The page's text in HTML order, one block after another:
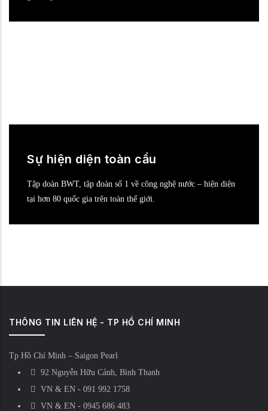
Sự hiện diện toàn cầu
Tập doàn BWT, tập đoàn số 1 về công nghệ nước – hiện diện
tại hơn 80 quốc gia trên toàn thế giới.
THÔNG TIN LIÊN HỆ - TP HỒ CHÍ MINH
Tp Hồ Chí Minh – Saigon Pearl
92 Nguyễn Hữu Cảnh, Bình Thạnh
VN & EN - 091 992 1758
VN & EN - 0945 686 483